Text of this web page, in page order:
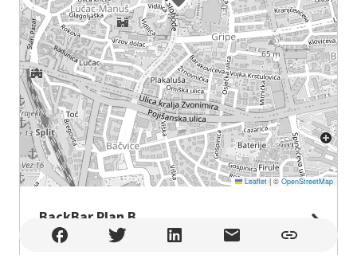
Leaflet |© OpenStreetMap
BackBar Plan B
BackBar Plan B , Split